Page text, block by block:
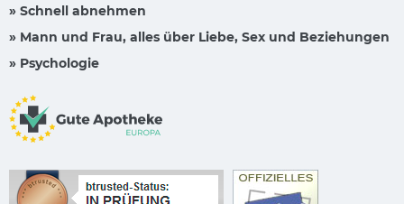
» Schnell abnehmen
» Mann und Frau, alles über Liebe, Sex und Beziehungen
» Psychologie